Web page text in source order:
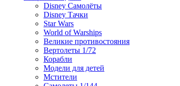
Disney Самолёты
Disney Тачки
Star Wars
World of Warships
Великие противостояния
Вертолеты 1/72
Корабли
Модели для детей
Мстители